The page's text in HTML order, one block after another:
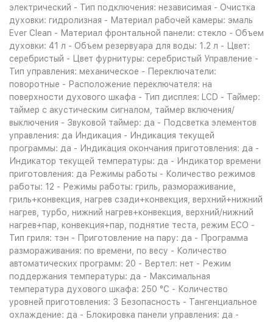
электрический - Тип подключения: независимая - Очистка
духовки: гидролизная - Материал рабочей камеры: эмаль
Ever Clean - Материал фронтальной панели: стекло - Объем
духовки: 41 л - Объем резервуара для воды: 1.2 л - Цвет:
серебристый - Цвет фурнитуры: серебристый Управление -
Тип управления: механическое - Переключатели:
поворотные - Расположение переключателя: на
поверхности духового шкафа - Тип дисплея: LCD - Таймер:
таймер с акустическим сигналом, таймер включения/
выключения - Звуковой таймер: да - Подсветка элементов
управления: да Индикация - Индикация текущей
программы: да - Индикация окончания приготовления: да -
Индикатор текущей температуры: да - Индикатор времени
приготовления: да Режимы работы - Количество режимов
работы: 12 - Режимы работы: гриль, размораживание,
гриль+конвекция, нагрев сзади+конвекция, верхний+нижний
нагрев, турбо, нижний нагрев+конвекция, верхний/нижний
нагрев+пар, конвекция+пар, поднятие теста, режим ECO -
Тип гриля: тэн - Приготовление на пару: да - Программа
размораживания: по времени, по весу - Количество
автоматических программ: 20 - Вертел: нет - Режим
поддержания температуры: да - Максимальная
температура духового шкафа: 250 °С - Количество
уровней приготовления: 3 Безопасность - Тангенциальное
охлаждение: да - Блокировка панели управления: да -